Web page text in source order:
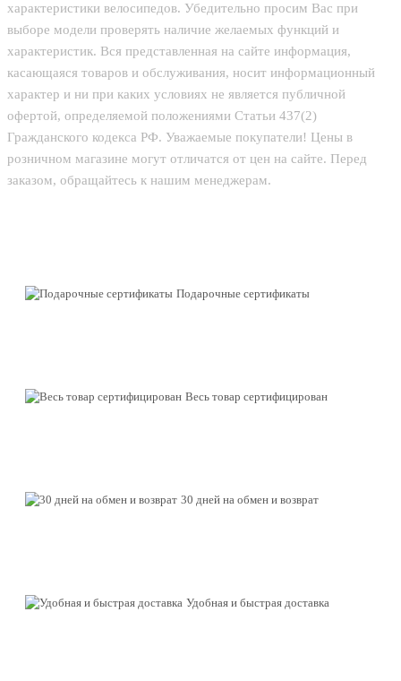
характеристики велосипедов. Убедительно просим Вас при
выборе модели проверять наличие желаемых функций и
характеристик. Вся представленная на сайте информация,
касающаяся товаров и обслуживания, носит информационный
характер и ни при каких условиях не является публичной
офертой, определяемой положениями Статьи 437(2)
Гражданского кодекса РФ. Уважаемые покупатели! Цены в
розничном магазине могут отличатся от цен на сайте. Перед
заказом, обращайтесь к нашим менеджерам.
Подарочные сертификаты
Весь товар сертифицирован
30 дней на обмен и возврат
Удобная и быстрая доставка